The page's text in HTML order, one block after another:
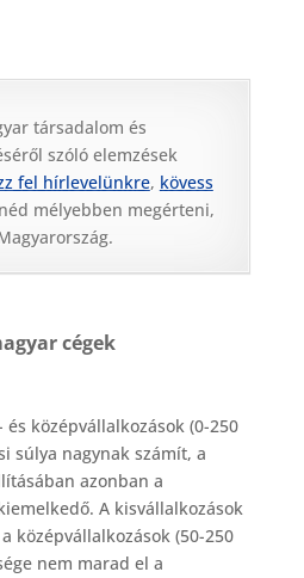
társadalom és
szóló elemzések
fel hírlevelünkre, kövess
mélyebben megérteni,
cégek
középvállalkozások (0-250
súlya nagynak számít, a
azonban a
A kisvállalkozások
középvállalkozások (50-250
nem marad el a